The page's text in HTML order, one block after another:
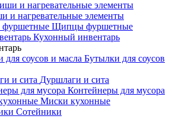
и нагревательные элементы
Щипцы фуршетные
Кухонный инвентарь
Бутылки для соусов
Дуршлаги и сита
Контейнеры для мусора
Миски кухонные
Сотейники